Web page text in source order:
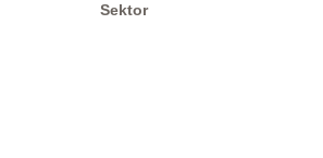
Sektor